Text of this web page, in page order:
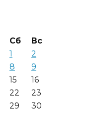
Сб
Вс
1
2
8
9
15
16
22
23
29
30